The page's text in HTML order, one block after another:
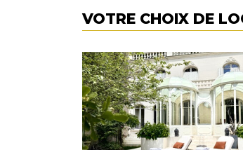
VOTRE CHOIX DE